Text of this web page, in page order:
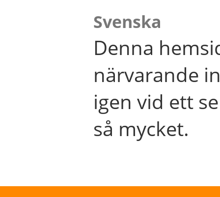
Svenska
Denna
närvarande
igen vid ett
så mycket.